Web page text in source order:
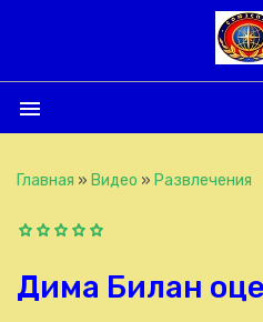
menu
Главная » Видео » Развлечения
Дима Билан